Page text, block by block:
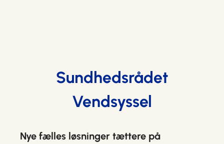
Sundhedsrådet
Vendsyssel
Nye fælles løsninger tættere på